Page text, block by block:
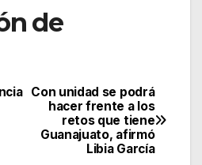
de
Con unidad se podrá
hacer frente a los
retos que tiene
Guanajuato, afirmó
Libia García